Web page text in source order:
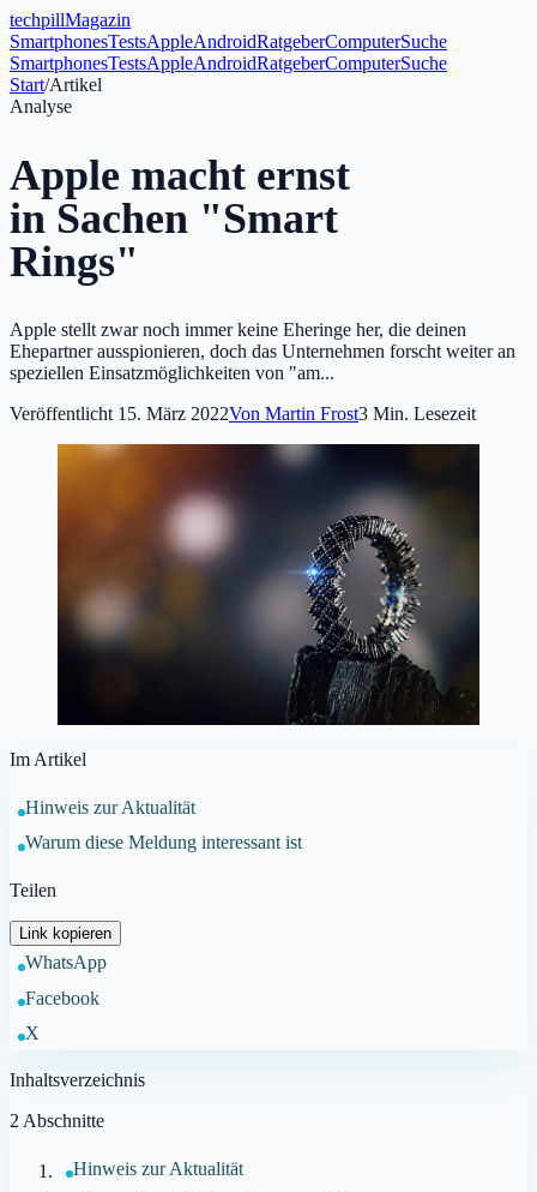
techpillMagazin
SmartphonesTestsAppleAndroidRatgeberComputerSuche
SmartphonesTestsAppleAndroidRatgeberComputerSuche
Start/Artikel
Analyse
Apple macht ernst
in Sachen "Smart
Rings"
Apple stellt zwar noch immer keine Eheringe her, die deinen
Ehepartner ausspionieren, doch das Unternehmen forscht weiter an
speziellen Einsatzmöglichkeiten von "am...
Veröffentlicht 15. März 2022Von Martin Frost3 Min. Lesezeit
Im Artikel
Hinweis zur Aktualität
Warum diese Meldung interessant ist
Teilen
Link kopieren
WhatsApp
Facebook
X
Inhaltsverzeichnis
2 Abschnitte
Hinweis zur Aktualität